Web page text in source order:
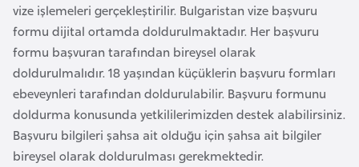
vize işlemeleri gerçekleştirilir. Bulgaristan vize başvuru
formu dijital ortamda doldurulmaktadır. Her başvuru
formu başvuran tarafından bireysel olarak
doldurulmalıdır. 18 yaşından küçüklerin başvuru formları
ebeveynleri tarafından doldurulabilir. Başvuru formunu
doldurma konusunda yetkililerimizden destek alabilirsiniz.
Başvuru bilgileri şahsa ait olduğu için şahsa ait bilgiler
bireysel olarak doldurulması gerekmektedir.
G
ü
n
e
y
K
o
r